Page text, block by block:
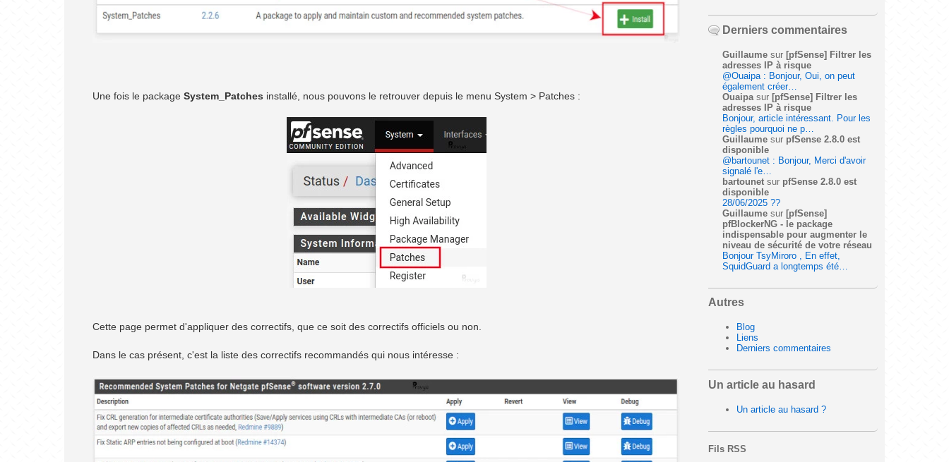
Derniers commentaires
Guillaume sur [pfSense] Filtrer les
adresses IP à risque
@Ouaipa : Bonjour, Oui, on peut
également créer…
Ouaipa sur [pfSense] Filtrer les
adresses IP à risque
Bonjour, article intéressant. Pour les
règles pourquoi ne p…
Guillaume sur pfSense 2.8.0 est
disponible
@bartounet : Bonjour, Merci d'avoir
signalé l'e…
bartounet sur pfSense 2.8.0 est
disponible
28/06/2025 ??
Guillaume sur [pfSense]
pfBlockerNG - le package
indispensable pour augmenter le
niveau de sécurité de votre réseau
Bonjour TsyMiroro , En effet,
SquidGuard a longtemps été…
Autres
Blog
Liens
Derniers commentaires
Un article au hasard
Un article au hasard ?
Fils RSS
Une fois le package System_Patches installé, nous pouvons le retrouver depuis le menu System > Patches :
Cette page permet d'appliquer des correctifs, que ce soit des correctifs officiels ou non.
Dans le cas présent, c'est la liste des correctifs recommandés qui nous intéresse :